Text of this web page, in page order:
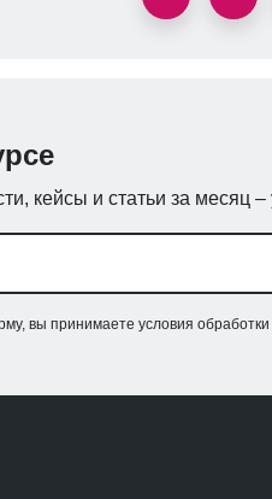
кейсы и статьи за месяц –
вы принимаете условия обработки